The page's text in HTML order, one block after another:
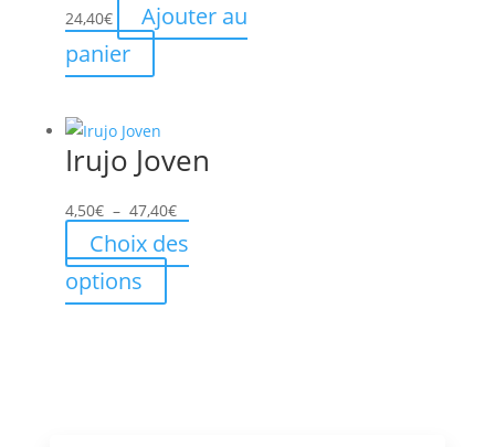
24,40€
Ajouter au
panier
Irujo Joven
4,50€ – 47,40€Plage
de
prix :
Choix des
options
produit